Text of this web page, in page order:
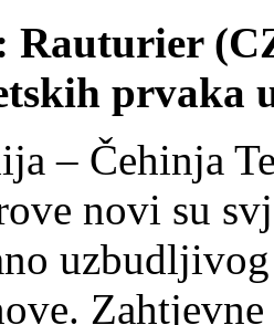
Rauturier
prvaka
– Čehinja
novi su
uzbudljivog